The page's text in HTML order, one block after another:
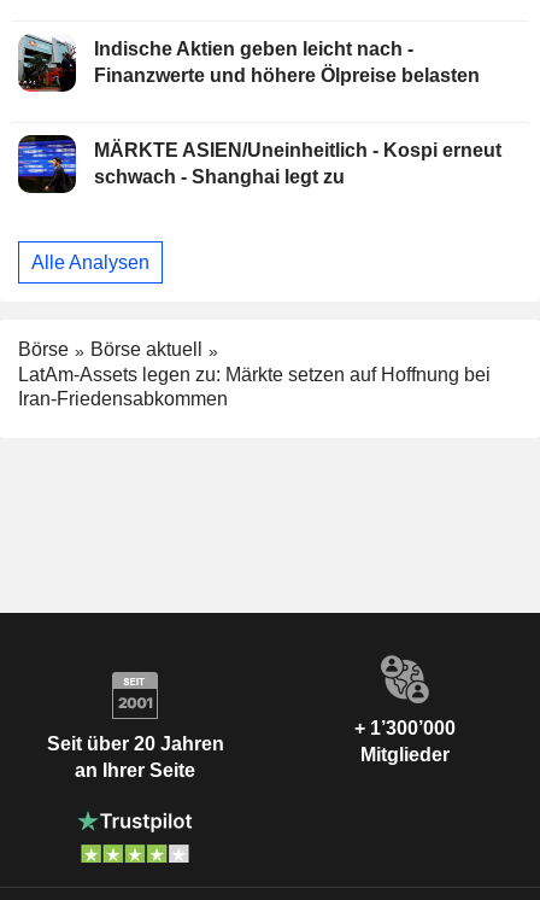
Indische Aktien geben leicht nach -
Finanzwerte und höhere Ölpreise belasten
MÄRKTE ASIEN/Uneinheitlich - Kospi erneut
schwach - Shanghai legt zu
Alle Analysen
Börse
Börse aktuell
LatAm-Assets legen zu: Märkte setzen auf Hoffnung bei
Iran-Friedensabkommen
Seit über 20 Jahren
an Ihrer Seite
+ 1’300’000
Mitglieder